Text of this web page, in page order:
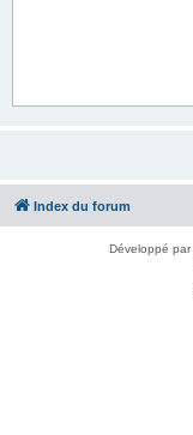
Index du forum
Développé par